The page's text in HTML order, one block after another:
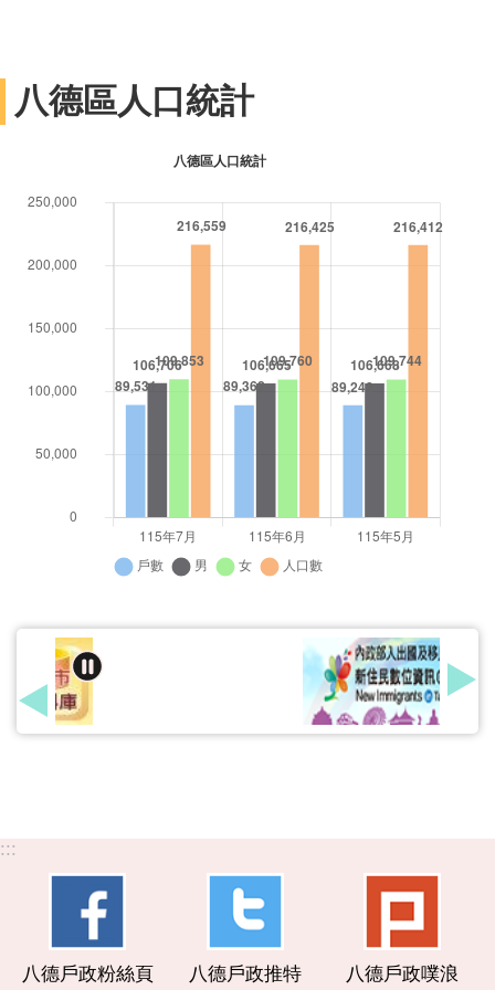
八德區人口統計
:::
八德戶政粉絲頁 八德戶政推特 八德戶政噗浪